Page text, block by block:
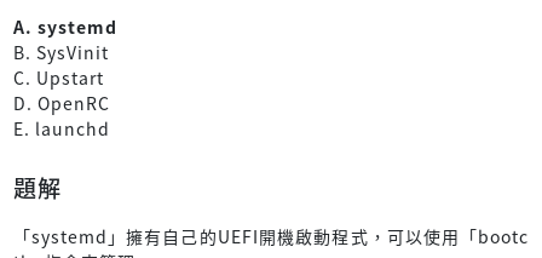
A. systemd
B. SysVinit
C. Upstart
D. OpenRC
E. launchd
題解
「systemd」擁有自己的UEFI開機啟動程式，可以使用「bootc